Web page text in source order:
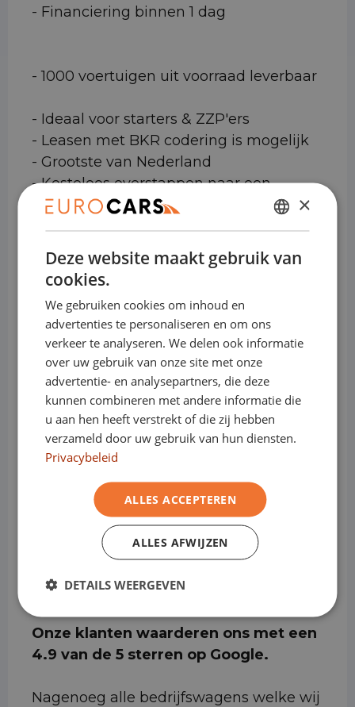
- Financiering binnen 1 dag
- 1000 voertuigen uit voorraad leverbaar
- Ideaal voor starters & ZZP'ers
- Leasen met BKR codering is mogelijk
- Grootste van Nederland
- Kosteloos overstappen naar een
elektrisch voertuig
Bedrijfswagens:
Sluit nu je financial lease bij Eurocars af,
en bepaal zelf wanneer je zonder boete
overstapt naar een elektrische
bedrijfswagen.
Sluit je contract af wanneer het jou
schikt.
Of dat nu na 12, 25 of 41 maanden is... het
maakt ons niets uit.
Bij Eurocars krijg je geen last van
Milieuzones.
Onze klanten waarderen ons met een
4.9 van de 5 sterren op Google.
Nagenoeg alle bedrijfswagens welke wij
DUTCH
ENGLISH
×
Deze website maakt gebruik van
cookies.
We gebruiken cookies om inhoud en
advertenties te personaliseren en om ons
verkeer te analyseren. We delen ook informatie
over uw gebruik van onze site met onze
advertentie- en analysepartners, die deze
kunnen combineren met andere informatie die
u aan hen heeft verstrekt of die zij hebben
verzameld door uw gebruik van hun diensten.
Privacybeleid
ALLES ACCEPTEREN
ALLES AFWIJZEN
DETAILS WEERGEVEN